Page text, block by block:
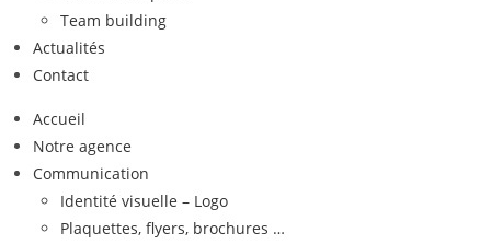
Team building
Actualités
Contact
Accueil
Notre agence
Communication
Identité visuelle – Logo
Plaquettes, flyers, brochures …